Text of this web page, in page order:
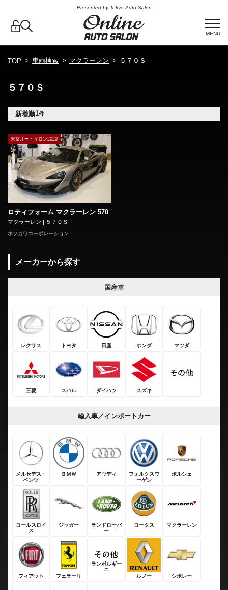
Presented by Tokyo Auto Salon
MENU
TOP 車両検索 マクラーレン ５７０Ｓ
５７０Ｓ
新着順1件
東京オートサロン2020
ロティフォーム マクラーレン 570
マクラーレン | ５７０Ｓ
ホソカワコーポレーション
メーカーから探す
国産車
レクサス トヨタ 日産 ホンダ マツダ
三菱 スバル ダイハツ スズキ
輸入車／インポートカー
メルセデス・
ベンツ
ＢＭＷ アウディ
フォルクスワ
ーゲン
ポルシェ
ロールスロイ
ス
ジャガー
ランドローバ
ー
ロータス マクラーレン
フィアット フェラーリ
ランボルギー
ニ
ルノー
シボレー